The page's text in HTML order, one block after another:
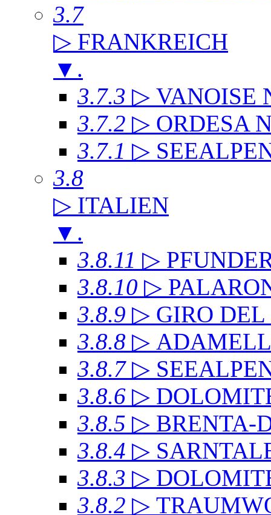
3.7
▷ FRANKREICH
▼ .
3.7.3 ▷ VANOISE
3.7.2 ▷ ORDESA
3.7.1 ▷
3.8
▷ ITALIEN
▼ .
3.8.11 ▷
3.8.10 ▷
3.8.9 ▷ GIRO
3.8.8 ▷
3.8.7 ▷
3.8.6 ▷
3.8.5 ▷ BRENTA-
3.8.4 ▷
3.8.3 ▷
3.8.2 ▷